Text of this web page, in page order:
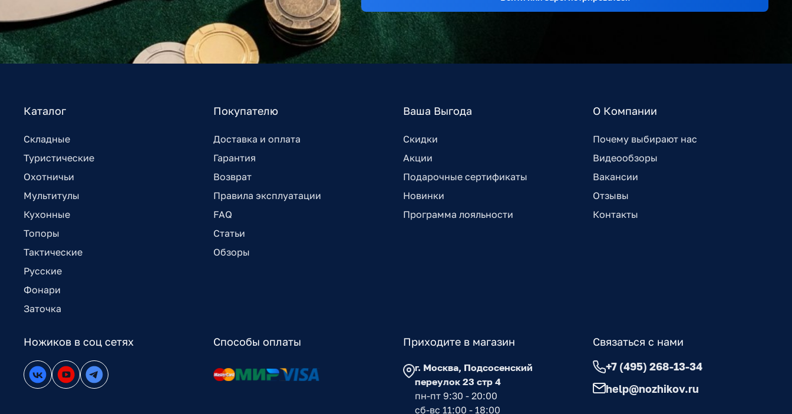
Каталог
Складные
Туристические
Охотничьи
Мультитулы
Кухонные
Топоры
Тактические
Русские
Фонари
Заточка
Покупателю
Доставка и оплата
Гарантия
Возврат
Правила эксплуатации
FAQ
Статьи
Обзоры
Ваша Выгода
Скидки
Акции
Подарочные сертификаты
Новинки
Программа лояльности
О Компании
Почему выбирают нас
Видеообзоры
Вакансии
Отзывы
Контакты
Ножиков в соц сетях Способы оплаты Приходите в магазин
г. Москва, Подсосенский
переулок 23 стр 4
пн-пт 9:30 - 20:00
сб-вс 11:00 - 18:00
Связаться с нами
+7 (495) 268-13-34
help@nozhikov.ru